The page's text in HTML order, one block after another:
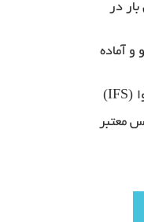
در
و آماده
(IFS)
معتبر